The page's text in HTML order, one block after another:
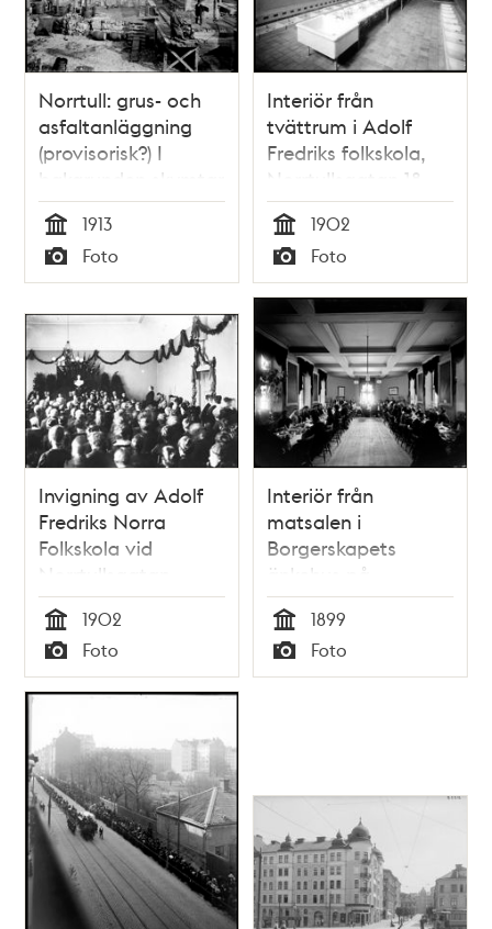
Norra
Stationsgatan.
Norrtull: grus- och
asfaltanläggning
(provisorisk?) I
bakgrunden skymtar
järnvägsspåren från
Norra Station till
Östra Station
Tid
1913
Typ
Foto
Interiör från
tvättrum i Adolf
Fredriks folkskola,
Norrtullsgatan 18.
Nuvarande
Matteusskolan.
Tid
1902
Typ
Foto
Invigning av Adolf
Fredriks Norra
Folkskola vid
Norrtullsgatan.
Tid
1902
Typ
Foto
Interiör från
matsalen i
Borgerskapets
änkehus på
Norrtullsgatan 45
Tid
1899
Typ
Foto